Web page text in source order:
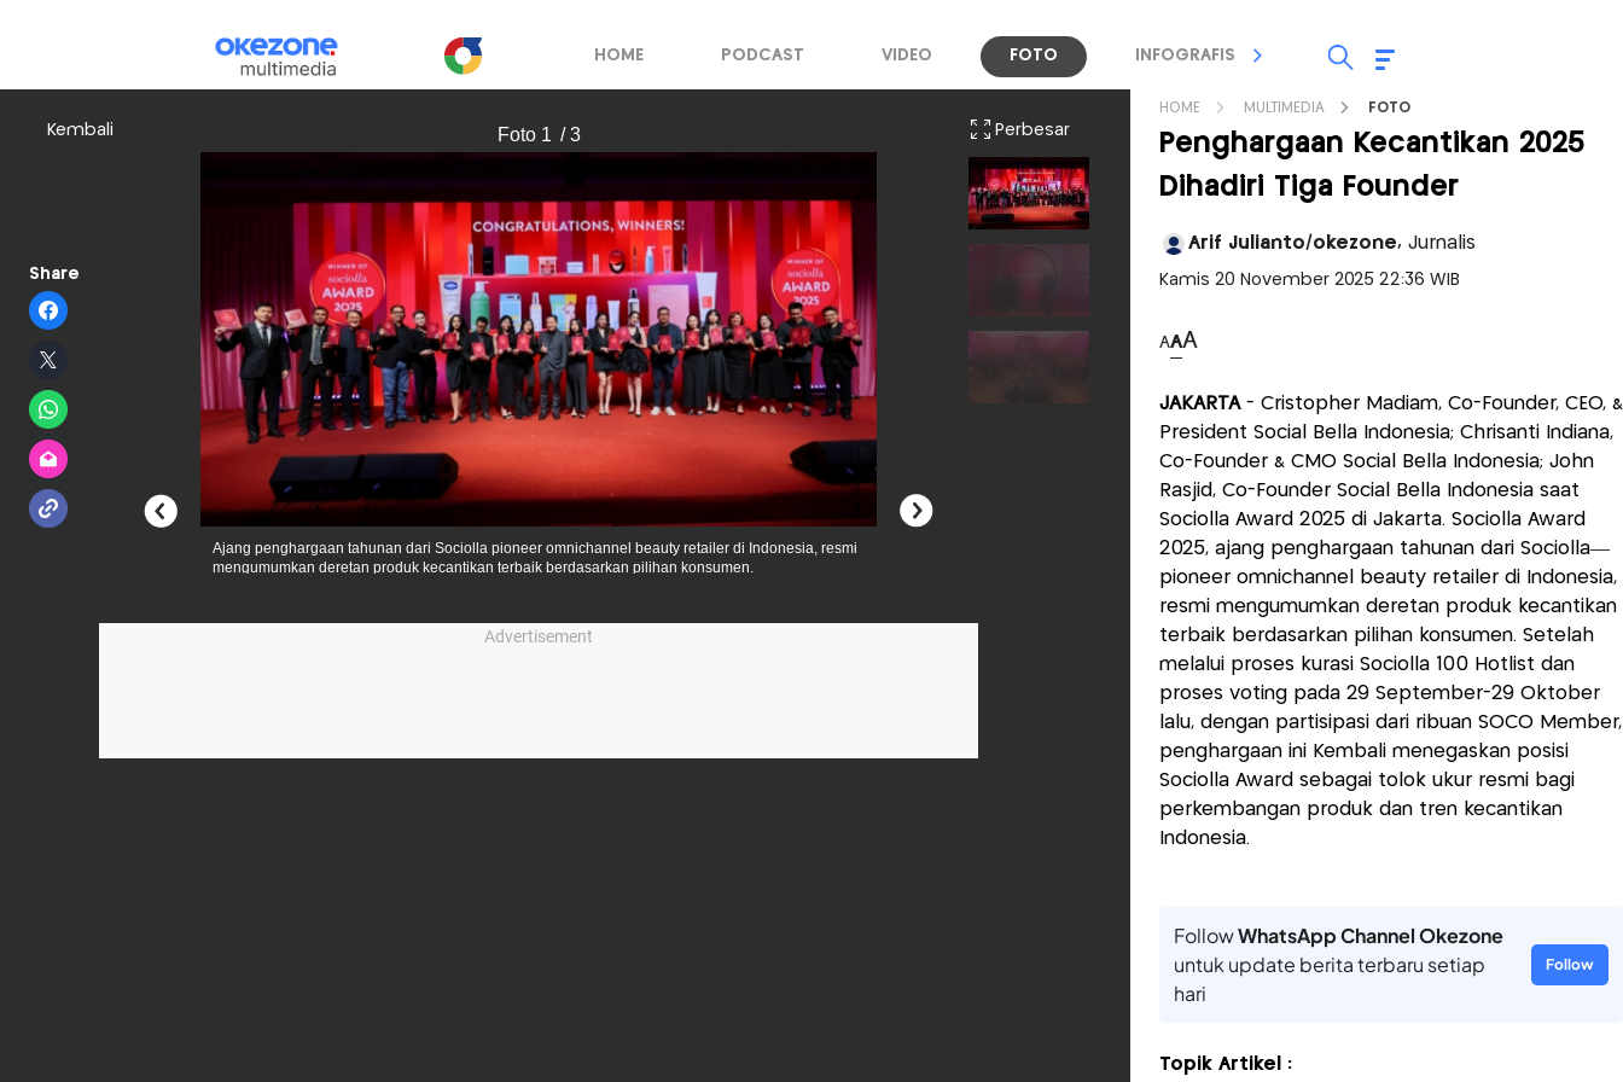
HOME PODCAST VIDEO FOTO INFOGRAFIS TV STREAMING
Kembali
Share
Foto 1 / 3 Perbesar
Ajang penghargaan tahunan dari Sociolla pioneer omnichannel beauty retailer di Indonesia, resmi
mengumumkan deretan produk kecantikan terbaik berdasarkan pilihan konsumen.
Advertisement
HOME MULTIMEDIA FOTO
Penghargaan Kecantikan 2025
Dihadiri Tiga Founder
Arif Julianto/okezone, Jurnalis
Kamis 20 November 2025 22:36 WIB
AAA
JAKARTA- Cristopher Madiam, Co-Founder, CEO, &
President Social Bella Indonesia; Chrisanti Indiana,
Co-Founder & CMO Social Bella Indonesia; John
Rasjid, Co-Founder Social Bella Indonesia saat
Sociolla Award 2025 di Jakarta. Sociolla Award
2025, ajang penghargaan tahunan dari Sociolla—
pioneer omnichannel beauty retailer di Indonesia,
resmi mengumumkan deretan produk kecantikan
terbaik berdasarkan pilihan konsumen. Setelah
melalui proses kurasi Sociolla 100 Hotlist dan
proses voting pada 29 September-29 Oktober
lalu, dengan partisipasi dari ribuan SOCO Member,
penghargaan ini Kembali menegaskan posisi
Sociolla Award sebagai tolok ukur resmi bagi
perkembangan produk dan tren kecantikan
Indonesia.
FollowWhatsApp Channel Okezone
untuk update berita terbaru setiap
hari
Follow
Topik Artikel :